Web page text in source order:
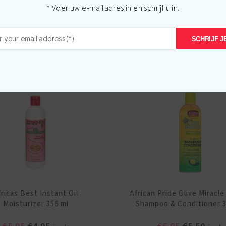
Gerelateerde producten
Best Instant Oil
Moisturizer 356 ml
African Pride Olive Miracle
Shampoo & Conditioner
* Voer uw e-mailadres in en schrijf u in.
SCHRIJF